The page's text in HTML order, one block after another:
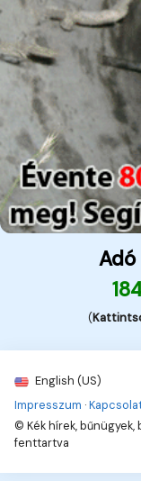
Adó
(
English (US)
Impresszum ·
© Kék hírek,
fenttartva